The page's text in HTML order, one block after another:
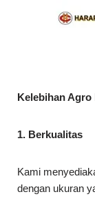
Kelebihan Agro
1. Berkualitas
Kami
dengan ukuran